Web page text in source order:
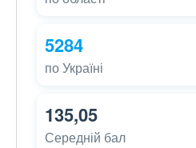
5284
по Україні
135,05
Середній бал